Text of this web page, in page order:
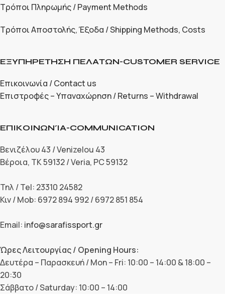
Τρόποι Πληρωμής / Payment Methods
Τρόποι Αποστολής, Έξοδα / Shipping Methods, Costs
ΕΞΥΠΗΡΕΤΗΣΗ ΠΕΛΑΤΩΝ-CUSTOMER SERVICE
Επικοινωνία / Contact us
Επιστροφές – Υπαναχώρηση / Returns – Withdrawal
ΕΠΙΚΟΙΝΩΝΊΑ-COMMUNICATION
Βενιζέλου 43 / Venizelou 43
Βέροια, ΤΚ 59132 / Veria, PC 59132
Τηλ / Tel: 23310 24582
Κιν / Mob: 6972 894 992 / 6972 851 854
Email: info@sarafissport.gr
Ώρες Λειτουργίας / Opening Hours:
Δευτέρα – Παρασκευή / Mon – Fri: 10:00 – 14:00 & 18:00 –
20:30
Σάββατο / Saturday: 10:00 – 14:00